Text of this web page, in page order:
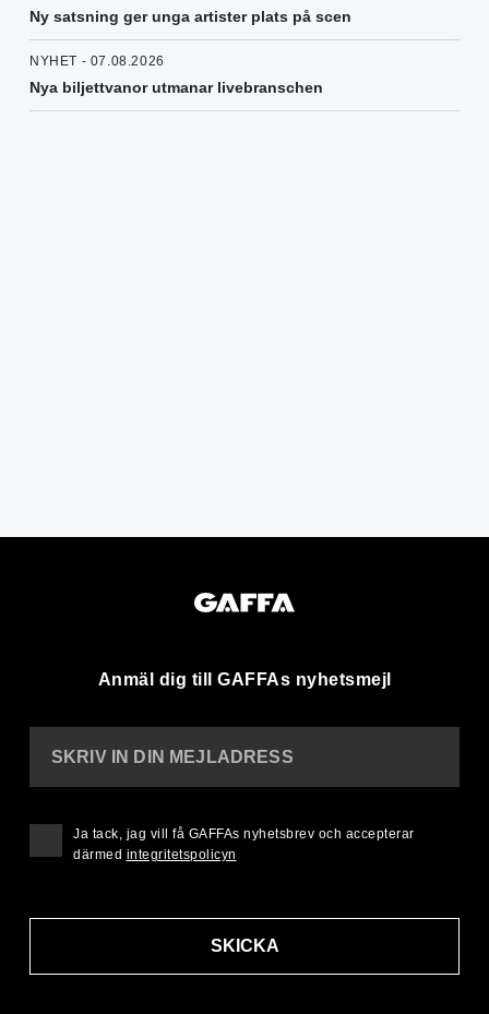
Ny satsning ger unga artister plats på scen
NYHET - 07.08.2026
Nya biljettvanor utmanar livebranschen
Anmäl dig till GAFFAs nyhetsmejl
SKRIV IN DIN MEJLADRESS
SKICKA
Ja tack, jag vill få GAFFAs nyhetsbrev och accepterar
därmed integritetspolicyn